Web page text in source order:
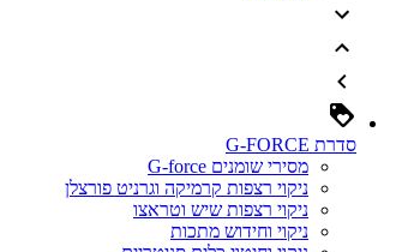
סדרת G-FORCE
מסירי שומנים G-force
ניקוי רצפות קרמיקה וגרניט פורצלן
ניקוי רצפות שיש וטראצו
ניקוי וחידוש מתכות